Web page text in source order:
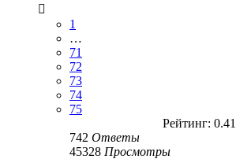
1
…
71
72
73
74
75
Рейтинг:
742 Ответы
45328 Просмотры